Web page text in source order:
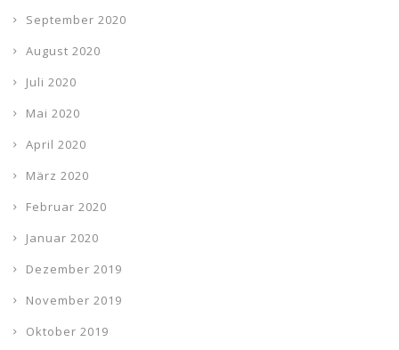
September 2020
August 2020
Juli 2020
Mai 2020
April 2020
März 2020
Februar 2020
Januar 2020
Dezember 2019
November 2019
Oktober 2019